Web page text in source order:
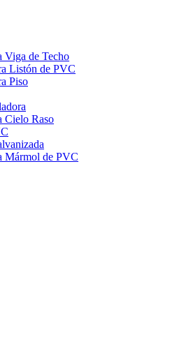
Viga de Techo
Listón de PVC
Piso
Cielo Raso
Mármol de PVC